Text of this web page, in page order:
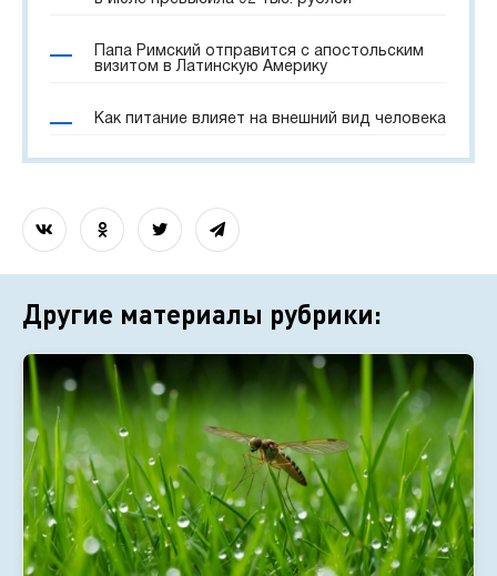
Папа Римский отправится с апостольским
визитом в Латинскую Америку
Как питание влияет на внешний вид человека
Другие материалы рубрики: